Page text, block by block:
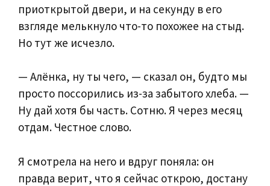
приоткрытой двери, и на секунду в его
взгляде мелькнуло что-то похожее на стыд.
Но тут же исчезло.
— Алёнка, ну ты чего, — сказал он, будто мы
просто поссорились из-за забытого хлеба. —
Ну дай хотя бы часть. Сотню. Я через месяц
отдам. Честное слово.
Я смотрела на него и вдруг поняла: он
правда верит, что я сейчас открою, достану